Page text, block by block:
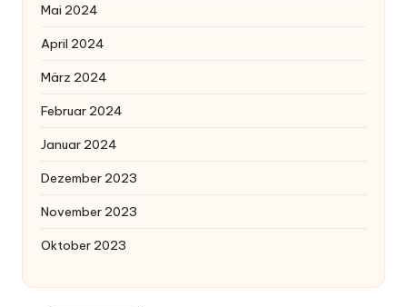
Mai 2024
April 2024
März 2024
Februar 2024
Januar 2024
Dezember 2023
November 2023
Oktober 2023